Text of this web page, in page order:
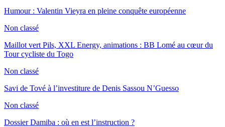
Humour : Valentin Vieyra en pleine conquête européenne
Non classé
Maillot vert Pils, XXL Energy, animations : BB Lomé au cœur du
Tour cycliste du Togo
Non classé
Savi de Tové à l’investiture de Denis Sassou N’Guesso
Non classé
Dossier Damiba : où en est l’instruction ?